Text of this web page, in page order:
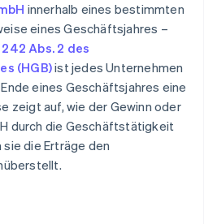
innerhalb eines bestimmten
eines Geschäftsjahres –
242 Abs. 2 des
(HGB)ist jedes Unternehmen
eines Geschäftsjahres eine
zeigt auf, wie der Gewinn oder
durch die Geschäftstätigkeit
die Erträge den